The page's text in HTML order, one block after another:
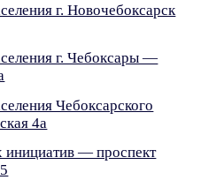
г. Новочебоксарск
г. Чебоксары —
Чебоксарского
4а
— проспект